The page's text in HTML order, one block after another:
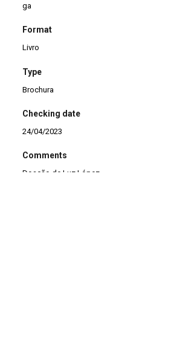
ga
Format
Livro
Type
Brochura
Checking date
24/04/2023
Comments
Doação de Luz López